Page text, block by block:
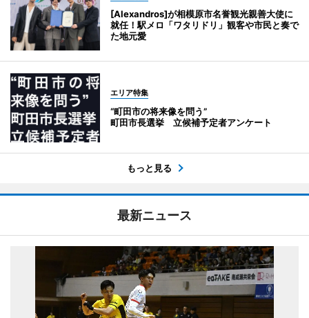
[Alexandros]が相模原市名誉観光親善大使に
就任！駅メロ「ワタリドリ」観客や市民と奏で
た地元愛
エリア特集
“町田市の将来像を問う”
町田市長選挙 立候補予定者アンケート
もっと見る
最新ニュース